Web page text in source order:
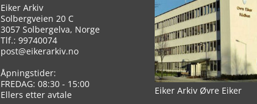
Eiker Arkiv
Solbergveien 20 C
3057 Solbergelva, Norge
Tlf.: 99740074
post@eikerarkiv.no
Åpningstider:
FREDAG: 08:30 - 15:00
Ellers etter avtale
Eiker Arkiv Øvre Eiker